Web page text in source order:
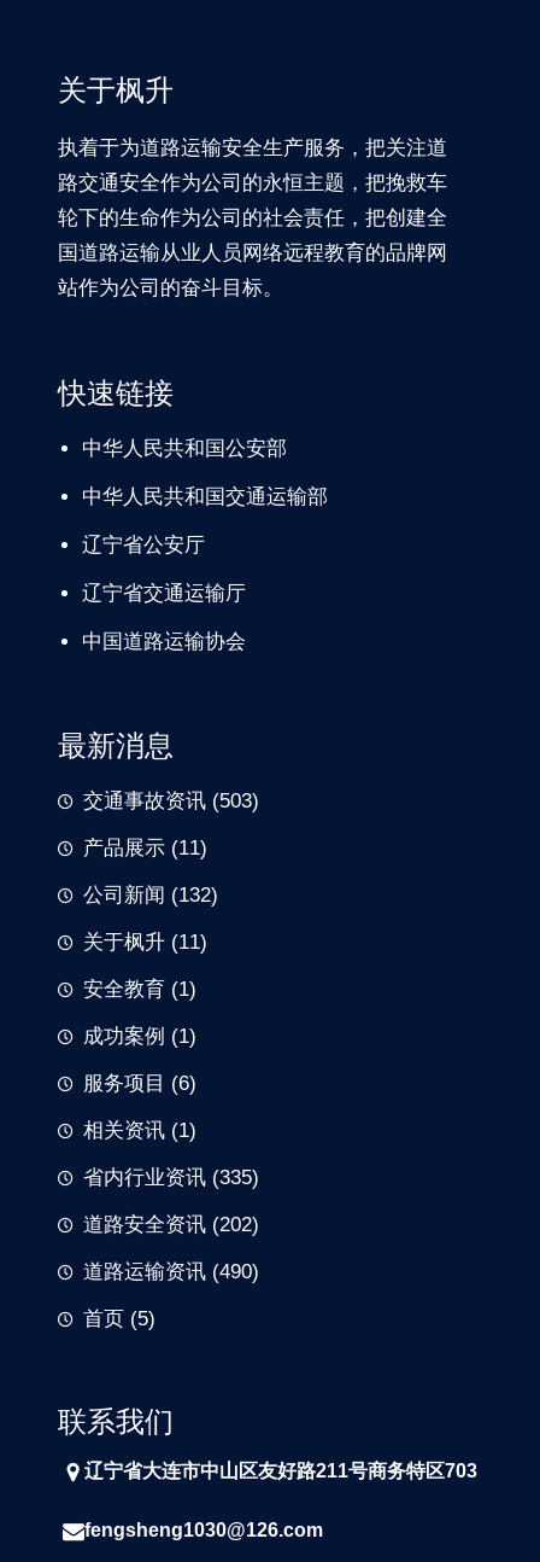
关于枫升
执着于为道路运输安全生产服务，把关注道
路交通安全作为公司的永恒主题，把挽救车
轮下的生命作为公司的社会责任，把创建全
国道路运输从业人员网络远程教育的品牌网
站作为公司的奋斗目标。
快速链接
中华人民共和国公安部
中华人民共和国交通运输部
辽宁省公安厅
辽宁省交通运输厅
中国道路运输协会
最新消息
交通事故资讯 (503)
产品展示 (11)
公司新闻 (132)
关于枫升 (11)
安全教育 (1)
成功案例 (1)
服务项目 (6)
相关资讯 (1)
省内行业资讯 (335)
道路安全资讯 (202)
道路运输资讯 (490)
首页 (5)
联系我们
辽宁省大连市中山区友好路211号商务特区703
fengsheng1030@126.com